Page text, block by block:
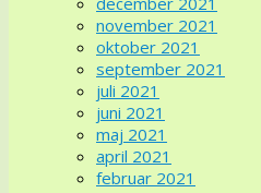
november 2021
oktober 2021
september 2021
juli 2021
juni 2021
maj 2021
april 2021
februar 2021